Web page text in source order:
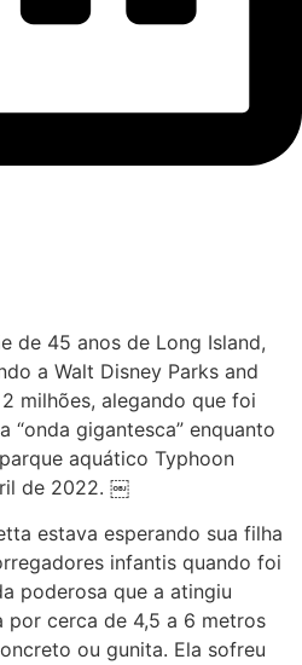
de 45 anos de Long Island,
a Walt Disney Parks and
milhões, alegando que foi
“onda gigantesca” enquanto
aquático Typhoon
de 2022. ￼
estava esperando sua filha
infantis quando foi
poderosa que a atingiu
por cerca de 4,5 a 6 metros
ou gunita. Ela sofreu